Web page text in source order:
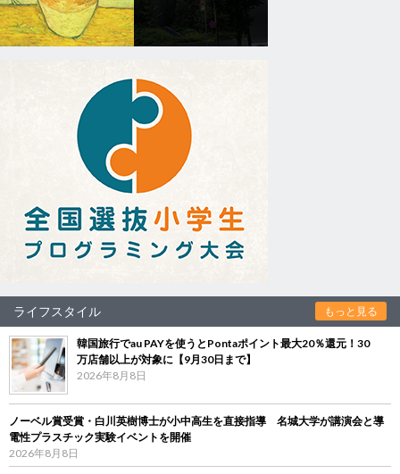
ライフスタイル もっと見る
韓国旅行でau PAYを使うとPontaポイント最大20％還元！30
万店舗以上が対象に【9月30日まで】
2026年8月8日
ノーベル賞受賞・白川英樹博士が小中高生を直接指導 名城大学が講演会と導
電性プラスチック実験イベントを開催
2026年8月8日